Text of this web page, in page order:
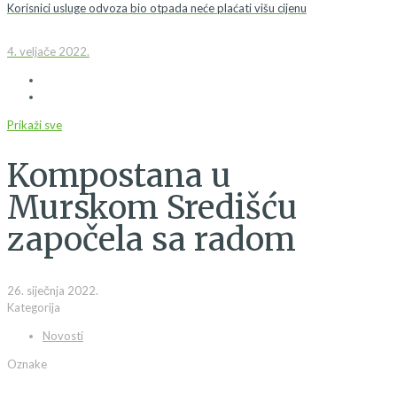
Korisnici usluge odvoza bio otpada neće plaćati višu cijenu
4. veljače 2022.
Prikaži sve
Kompostana u
Murskom Središću
započela sa radom
26. siječnja 2022.
Kategorija
Novosti
Oznake